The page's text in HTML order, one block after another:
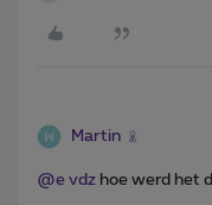
Martin
@e vdz hoe werd het